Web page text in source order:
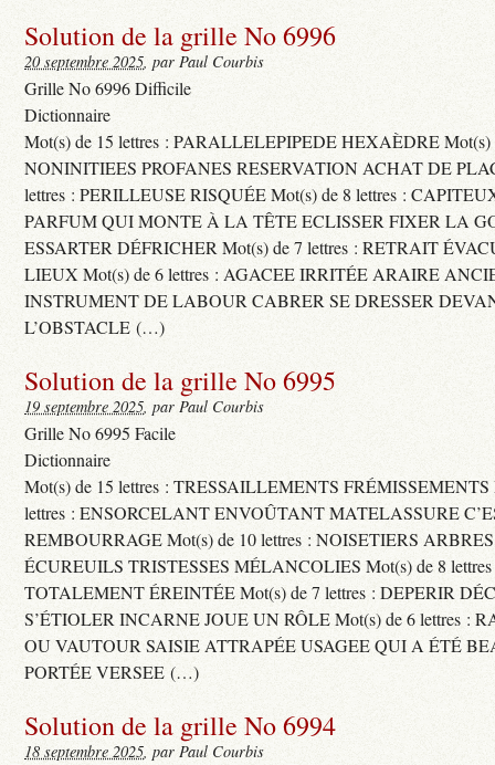
Solution de la grille No 6996
20 septembre 2025, par Paul Courbis
Grille No 6996 Difficile
Dictionnaire
Mot(s) de 15 lettres : PARALLELEPIPEDE HEXAÈDRE Mot(s)
NONINITIEES PROFANES RESERVATION ACHAT DE
lettres : PERILLEUSE RISQUÉE Mot(s) de 8 lettres :
PARFUM QUI MONTE À LA TÊTE ECLISSER FIXER LA
ESSARTER DÉFRICHER Mot(s) de 7 lettres : RETRAIT
LIEUX Mot(s) de 6 lettres : AGACEE IRRITÉE ARAIRE
INSTRUMENT DE LABOUR CABRER SE DRESSER
L’OBSTACLE (…)
Solution de la grille No 6995
19 septembre 2025, par Paul Courbis
Grille No 6995 Facile
Dictionnaire
Mot(s) de 15 lettres : TRESSAILLEMENTS FRÉMISSEMENTS
lettres : ENSORCELANT ENVOÛTANT MATELASSURE
REMBOURRAGE Mot(s) de 10 lettres : NOISETIERS
ÉCUREUILS TRISTESSES MÉLANCOLIES Mot(s) de 8
TOTALEMENT ÉREINTÉE Mot(s) de 7 lettres : DEPERIR
S’ÉTIOLER INCARNE JOUE UN RÔLE Mot(s) de 6 lettres :
OU VAUTOUR SAISIE ATTRAPÉE USAGEE QUI A ÉTÉ
PORTÉE VERSEE (…)
Solution de la grille No 6994
18 septembre 2025, par Paul Courbis